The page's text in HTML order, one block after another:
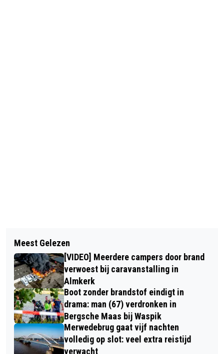
ZWAAR ONGEVAL OP SCHRIEKENWEG
IN RIJSBERGEN
AUTOBRAND IN WERKPLAATS BMW
EN MINI DEALER HEDIN AUTOMOTIVE
IN BREDA
Meest Gelezen
[VIDEO] Meerdere campers door brand
verwoest bij caravanstalling in
Almkerk
Boot zonder brandstof eindigt in
drama: man (67) verdronken in
Bergsche Maas bij Waspik
Merwedebrug gaat vijf nachten
volledig op slot: veel extra reistijd
verwacht